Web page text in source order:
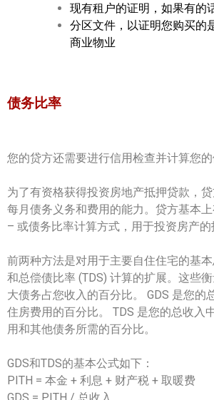
现有租户的证明，如果有的
分区文件，以证明您购买的
商业物业
债务比率
您的贷方还需要进行信用检查并计算您的
为了有资格获得投资房地产抵押贷款，
每月债务义务和费用的能力。贷方基本
– 或债务比率计算方式，用于投资房产的
前两种方法是对用于主要自住住宅的基
和总偿债比率 (TDS) 计算的扩展。这些
大债务占您收入的百分比。 GDS 是您的
住房费用的百分比。 TDS 是您的总收入
用和其他债务所需的百分比。
GDS和TDS的基本公式如下：
PITH = 本金 + 利息 + 财产税 + 取暖费